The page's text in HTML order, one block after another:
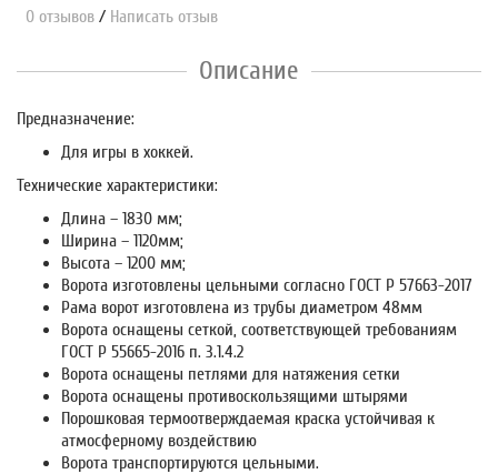
0 отзывов / Написать отзыв
Описание
Предназначение:
Для игры в хоккей.
Технические характеристики:
Длина – 1830 мм;
Ширина – 1120мм;
Высота – 1200 мм;
Ворота изготовлены цельными согласно ГОСТ Р 57663-2017
Рама ворот изготовлена из трубы диаметром 48мм
Ворота оснащены сеткой, соответствующей требованиям
ГОСТ Р 55665-2016 п. 3.1.4.2
Ворота оснащены петлями для натяжения сетки
Ворота оснащены противоскользящими штырями
Порошковая термоотверждаемая краска устойчивая к
атмосферному воздействию
Ворота транспортируются цельными.